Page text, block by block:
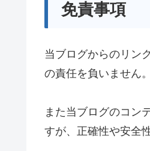
免責事項
当ブログからのリン
の責任を負いません。
また当ブログのコン
すが、正確性や安全